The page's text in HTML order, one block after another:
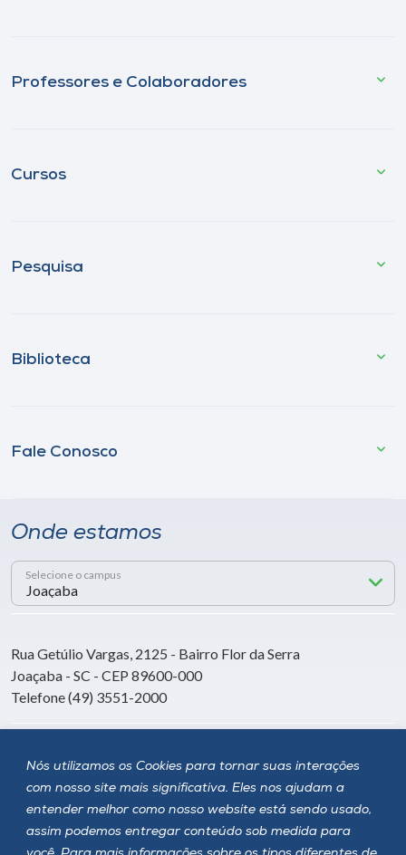
Nós utilizamos os Cookies para tornar suas interações
com nosso site mais significativa. Eles nos ajudam a
entender melhor como nosso website está sendo usado,
assim podemos entregar conteúdo sob medida para
Professores e Colaboradores
Cursos
Pesquisa
Biblioteca
Fale Conosco
Onde estamos
Selecione o campus
Rua Getúlio Vargas, 2125 - Bairro Flor da Serra
Joaçaba - SC - CEP 89600-000
Telefone (49) 3551-2000
Siga a Unoesc